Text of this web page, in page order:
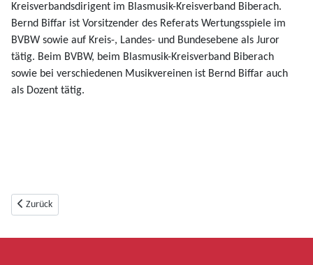
Kreisverbandsdirigent im Blasmusik-Kreisverband Biberach.
Bernd Biffar ist Vorsitzender des Referats Wertungsspiele im
BVBW sowie auf Kreis-, Landes- und Bundesebene als Juror
tätig. Beim BVBW, beim Blasmusik-Kreisverband Biberach
sowie bei verschiedenen Musikvereinen ist Bernd Biffar auch
als Dozent tätig.
Vorheriger Beitrag: Blasorchester
Zurück